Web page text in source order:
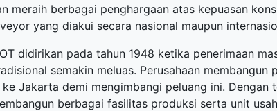
meraih berbagai penghargaan atas kepuasan
yang diakui secara nasional maupun
didirikan pada tahun 1948 ketika penerimaan
semakin meluas. Perusahaan
Jakarta demi mengimbangi peluang ini. Dengan
berbagai fasilitas produksi serta unit